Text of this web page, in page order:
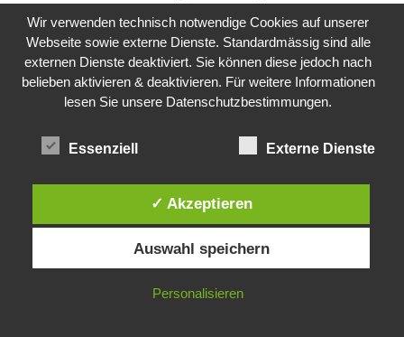
ab 19.15 Uhr, Treffpunkt Untermosen in der
Freizeitanlage Wädenswil, Tobelrainstrasse 25,
Wädenswil
SHARED READING -AN WORTEN WACHSEN
Bibliothek Richterswil
Zusammen lassen wir uns von Geschichten und
Gedichten leiten und erleben eine Wirkung, die wohl
tut. Niemand muss reden. Wer möchte, darf lesen.
Wer zuhört, gehört bereits dazu. Teilnahme
kostenlos. Anmeldung: shared-reading@gmx.ch.
www.bibliothek-richterswil.ch, www.wortwelten.ch
Wir verwenden technisch notwendige Cookies auf unserer
Webseite sowie externe Dienste. Standardmässig sind alle
externen Dienste deaktiviert. Sie können diese jedoch nach
belieben aktivieren & deaktivieren. Für weitere Informationen
lesen Sie unsere Datenschutzbestimmungen.
Essenziell Externe Dienste
✓ Akzeptieren
Auswahl speichern
Personalisieren